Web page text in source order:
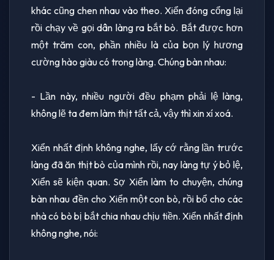
khác cũng chen nhau vào theo. Xiển đóng cổng lại
rồi chạy về gọi dân làng ra bắt bò. Bắt được hơn
một trăm con, phần nhiều là của bọn lý hương
cường hào giàu có trong làng. Chúng bàn nhau:
- Lần này, nhiều người đều phạm phải lệ làng,
không lẽ ta đem làm thịt tất cả, vậy thì xin xí xoá.
Xiển nhất định không nghe, lấy cớ rằng lần trước
làng đã ăn thịt bò của mình rồi, nay làng tự ý bỏ lệ,
Xiển sẽ kiện quan. Sợ Xiển làm to chuyện, chúng
bàn nhau đền cho Xiển một con bò, rồi bổ cho các
nhà có bò bị bắt chia nhau chịu tiền. Xiển nhất định
không nghe, nói: